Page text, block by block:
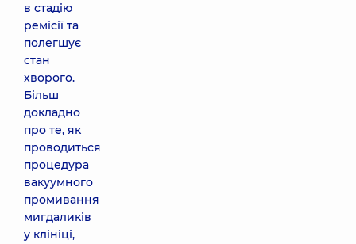
в стадію
ремісії та
полегшує
стан
хворого.
Більш
докладно
про те, як
проводиться
процедура
вакуумного
промивання
мигдаликів
у клініці,